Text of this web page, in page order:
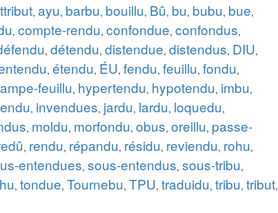
, ayu, barbu, bouillu, Bû, bu, bubu, bue,
, compte-rendu, confondue, confondus,
, détendu, distendue, distendus, DIU,
, étendu, ÉU, fendu, feuillu, fondu,
feuillu, hypertendu, hypotendu, imbu,
, invendues, jardu, lardu, loquedu,
, moldu, morfondu, obus, oreillu, passe-
, rendu, répandu, résidu, reviendu, rohu,
entendues, sous-entendus, sous-tribu,
, tondue, Tournebu, TPU, traduidu, tribu, tribut,